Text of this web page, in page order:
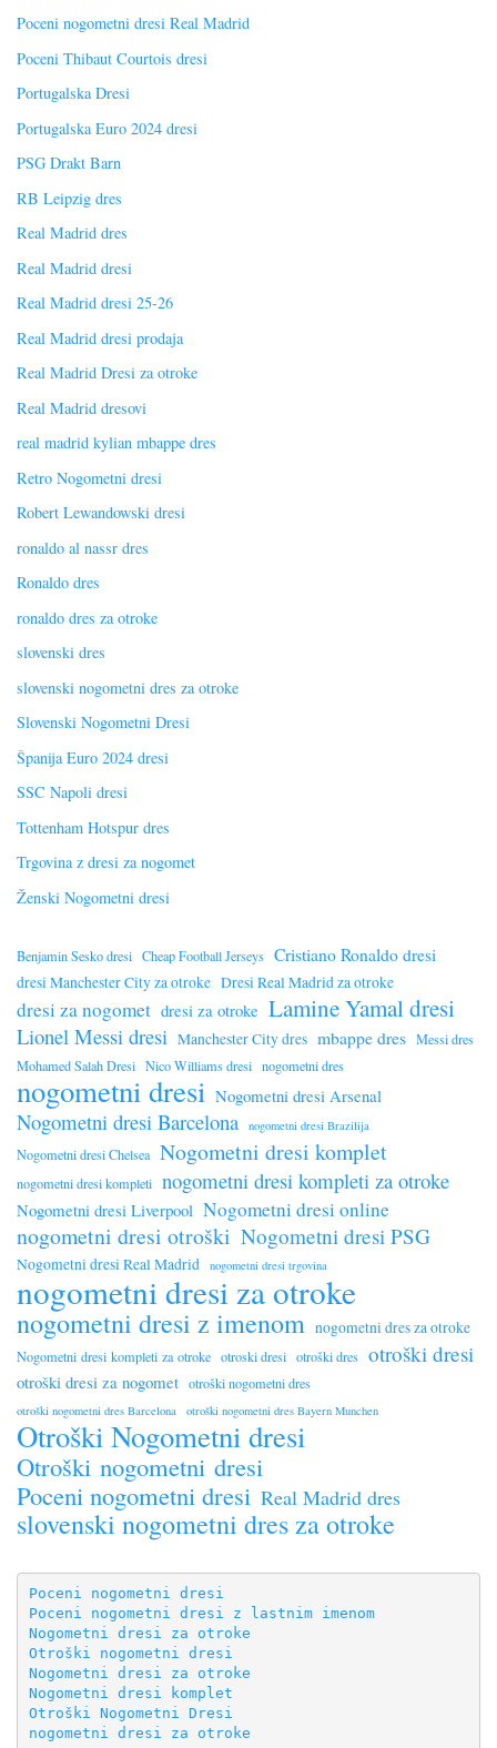
Poceni nogometni dresi Real Madrid
Poceni Thibaut Courtois dresi
Portugalska Dresi
Portugalska Euro 2024 dresi
PSG Drakt Barn
RB Leipzig dres
Real Madrid dres
Real Madrid dresi
Real Madrid dresi 25-26
Real Madrid dresi prodaja
Real Madrid Dresi za otroke
Real Madrid dresovi
real madrid kylian mbappe dres
Retro Nogometni dresi
Robert Lewandowski dresi
ronaldo al nassr dres
Ronaldo dres
ronaldo dres za otroke
slovenski dres
slovenski nogometni dres za otroke
Slovenski Nogometni Dresi
Španija Euro 2024 dresi
SSC Napoli dresi
Tottenham Hotspur dres
Trgovina z dresi za nogomet
Ženski Nogometni dresi
Benjamin Sesko dresi Cheap Football Jerseys Cristiano Ronaldo dresi
dresi Manchester City za otroke Dresi Real Madrid za otroke
dresi za nogomet dresi za otroke Lamine Yamal dresi
Lionel Messi dresi Manchester City dres mbappe dres Messi dres
Mohamed Salah Dresi Nico Williams dresi nogometni dres
nogometni dresi Nogometni dresi Arsenal
Nogometni dresi Barcelona nogometni dresi Brazilija
Nogometni dresi Chelsea Nogometni dresi komplet
nogometni dresi kompleti nogometni dresi kompleti za otroke
Nogometni dresi Liverpool Nogometni dresi online
nogometni dresi otroški Nogometni dresi PSG
Nogometni dresi Real Madrid nogometni dresi trgovina
nogometni dresi za otroke
nogometni dresi z imenom nogometni dres za otroke
Nogometni dresi kompleti za otroke otroski dresi otroški dres otroški dresi
otroški dresi za nogomet otroški nogometni dres
otroški nogometni dres Barcelona otroški nogometni dres Bayern Munchen
Otroški Nogometni dresi
Otroški nogometni dresi
Poceni nogometni dresi Real Madrid dres
slovenski nogometni dres za otroke
Poceni nogometni dresi
Poceni nogometni dresi z lastnim imenom
Nogometni dresi za otroke
Otroški nogometni dresi
Nogometni dresi za otroke
Nogometni dresi komplet
Otroški Nogometni Dresi
nogometni dresi za otroke